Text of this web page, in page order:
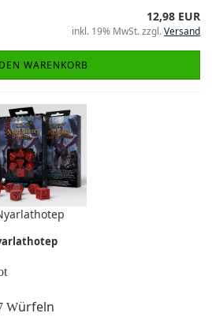
12,98 EUR
inkl. 19% MwSt. zzgl.Versand
WARENKORB
Würfeln